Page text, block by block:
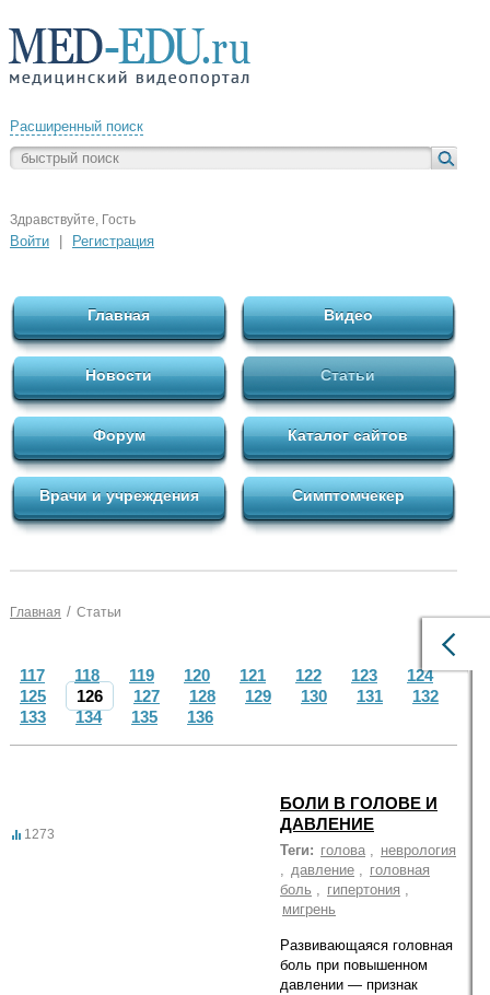
Расширенный поиск
Здравствуйте, Гость
Войти Регистрация
Главная Видео
Новости Статьи
Форум Каталог сайтов
Врачи и учреждения Симптомчекер
Главная / Статьи
117 118 119 120 121 122 123
124
125
126 127 128 129 130 131
132
133
134 135 136
1273
БОЛИ В ГОЛОВЕ И
ДАВЛЕНИЕ
Теги: голова , неврология
, давление , головная
боль , гипертония ,
мигрень
Развивающаяся головная
боль при повышенном
давлении — признак